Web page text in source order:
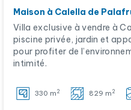
Maison à Calella de
Villa exclusive à vendre à
piscine privée, jardin et
pour profiter de
intimité.
330 m 2 829 m 2